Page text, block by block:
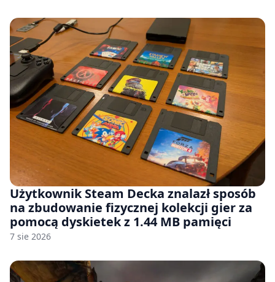
Użytkownik Steam Decka znalazł sposób
na zbudowanie fizycznej kolekcji gier za
pomocą dyskietek z 1.44 MB pamięci
7 sie 2026